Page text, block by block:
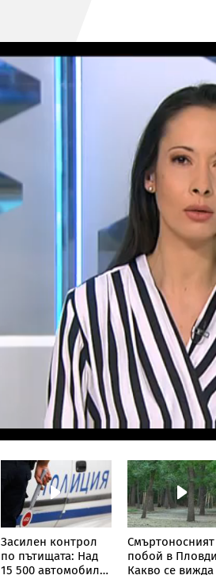
Засилен контрол
по пътищата: Над
15 500 автомобила
Смъртоносният
побой в
Какво се вижда